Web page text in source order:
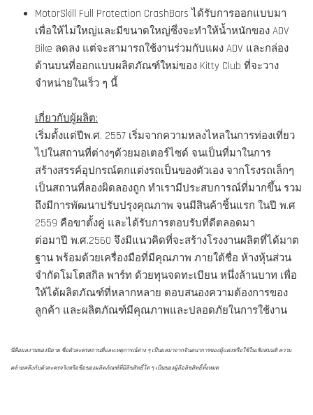
MotorSkill Full Protection CrashBars ได้รับการออกแบบมา
เพื่อให้ไม่ใหญ่และมีขนาดใหญ่ซึ่งจะทำให้น้ำหนักของ ADV
Bike ลดลง แต่จะสามารถใช้งานร่วมกับแผง ADV และกล่อง
ด้านบนที่ออกแบบผลิตภัณฑ์ใหม่ของ Kitty Club ที่จะวาง
จำหน่ายในเร็ว ๆ นี้
เกี่ยวกับผู้ผลิต:
เริ่มตั้งแต่ปีพ.ศ. 2557 เริ่มจากความหลงไหลในการท่องเที่ยว
ไปในสถานที่ต่างๆด้วยมอเตอร์ไซด์ จนเป็นที่มาในการ
สร้างสรรค์อุปกรณ์ตกแต่งรถเป็นของตัวเอง จากโรงรถเล็กๆ
เป็นสถานที่ลองผิดลองถูก ทำเรามีประสบการณ์ที่มากขึ้น รวม
ถึงมีการพัฒนาปรับปรุงคุณภาพ จนมีสินค้าชิ้นแรก ในปี พ.ศ
2559 คือขาตั้งคู่ และได้รับการตอบรับที่ดีตลอดมา
ต่อมาปี พ.ศ.2560 จึงมีแนวคิดที่จะสร้างโรงงานผลิตที่ได้มาต
ฐาน พร้อมด้วยเครื่องมือที่มีคุณภาพ ภายใต้ชื่อ ห้างหุ้นส่วน
จำกัดโมโตสกิล พาร์ท ด้วยทุนจดทะเบียน หนึ่งล้านบาท เพื่อ
ให้ได้ผลิตภัณฑ์ที่หลากหลาย ตอบสนองความต้องการของ
ลูกค้า และผลิตภัณฑ์มีคุณภาพและปลอดภัยในการใช้งาน
นี่คือผลงานของนิยาย ชื่อตัวละครสถานที่และเหตุการณ์ต่าง ๆ เป็นผลมาจากจินตนาการของผู้แต่งหรือใช้ในเชิงสมมติ ความ
คล้ายคลึงกับตัวละครจริงหรือชื่อของผลิตภัณฑ์ที่มีลิขสิทธิ์ใด ๆ เป็นของผู้ถือลิขสิทธิ์ทั้งหมด